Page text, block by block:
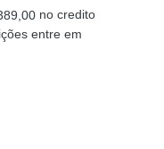
no credito
entre em